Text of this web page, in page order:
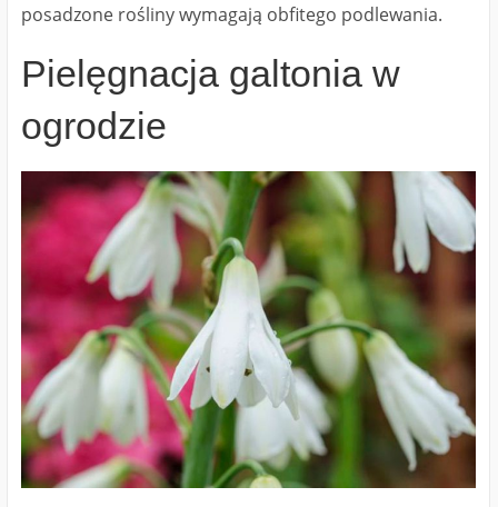
posadzone rośliny wymagają obfitego podlewania.
Pielęgnacja galtonia w
ogrodzie